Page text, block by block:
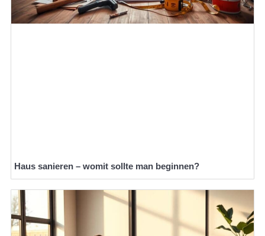
Haus sanieren – womit sollte man beginnen?